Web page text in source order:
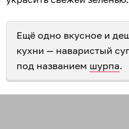
Ещё одно вкусное и
кухни — наваристый
под названием шурпа.